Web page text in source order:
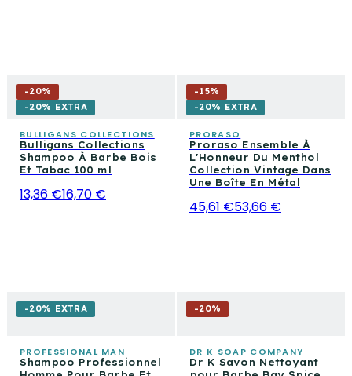
-20%
-20% EXTRA
BULLIGANS COLLECTIONS
Bulligans Collections
Shampoo À Barbe Bois
Et Tabac 100 ml
13,36 €16,70 €
-15%
-20% EXTRA
PRORASO
Proraso Ensemble À
L'Honneur Du Menthol
Collection Vintage Dans
Une Boîte En Métal
45,61 €53,66 €
-20% EXTRA
PROFESSIONAL MAN
Shampoo Professionnel
-20%
DR K SOAP COMPANY
Dr K Savon Nettoyant